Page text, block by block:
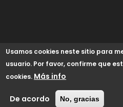
© 2024 Concello de Begonte /
Política de cookies
Usamos cookies neste sitio para
usuario. Por favor, confirme que
cookies. Más info
De acordo No, gracias